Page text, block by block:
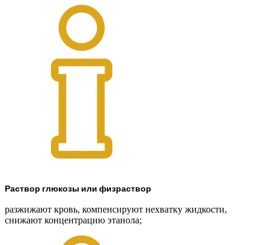
Раствор глюкозы или физраствор
разжижают кровь, компенсируют нехватку жидкости,
снижают концентрацию этанола;